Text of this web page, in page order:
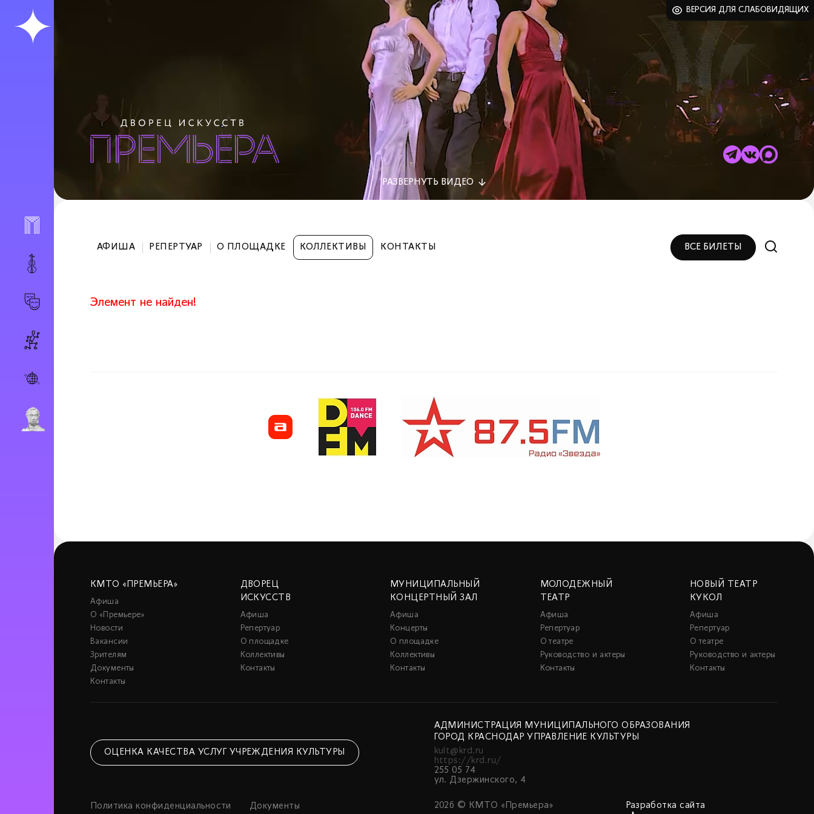
ВЕРСИЯ ДЛЯ СЛАБОВИДЯЩИХ
РАЗВЕРНУТЬ ВИДЕО
АФИША РЕПЕРТУАР О ПЛОЩАДКЕ КОЛЛЕКТИВЫ КОНТАКТЫ ВСЕ БИЛЕТЫ
Элемент не найден!
КМТО «ПРЕМЬЕРА»
Афиша
О «Премьере»
Новости
Вакансии
Зрителям
Документы
Контакты
ДВОРЕЦ
ИСКУССТВ
Афиша
Репертуар
О площадке
Коллективы
Контакты
МУНИЦИПАЛЬНЫЙ
КОНЦЕРТНЫЙ ЗАЛ
Афиша
Концерты
О площадке
Коллективы
Контакты
МОЛОДЕЖНЫЙ
ТЕАТР
Афиша
Репертуар
О театре
Руководство и актеры
Контакты
НОВЫЙ ТЕАТР
КУКОЛ
Афиша
Репертуар
О театре
Руководство и актеры
Контакты
ОЦЕНКА КАЧЕСТВА УСЛУГ УЧРЕЖДЕНИЯ КУЛЬТУРЫ
АДМИНИСТРАЦИЯ МУНИЦИПАЛЬНОГО ОБРАЗОВАНИЯ
ГОРОД КРАСНОДАР УПРАВЛЕНИЕ КУЛЬТУРЫ
kult@krd.ru
https://krd.ru/
255 05 74
ул. Дзержинского, 4
Политика конфиденциальности Документы 2026 © КМТО «Премьера» Разработка сайта